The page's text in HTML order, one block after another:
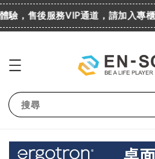
售後服務VIP通道，請加入專櫃社
搜尋